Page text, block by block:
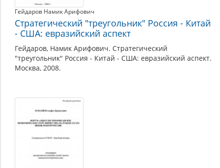
Гейдаров Намик Арифович
Стратегический "треугольник" Россия - Китай
- США: евразийский аспект
Гейдаров, Намик Арифович. Стратегический
"треугольник" Россия - Китай - США: евразийский аспект.
Москва, 2008.